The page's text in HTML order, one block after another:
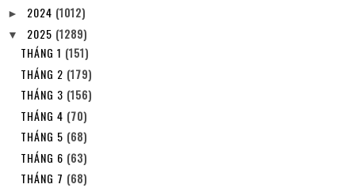
► 2024 (1012)
▼ 2025 (1289)
THÁNG 1 (151)
THÁNG 2 (179)
THÁNG 3 (156)
THÁNG 4 (70)
THÁNG 5 (68)
THÁNG 6 (63)
THÁNG 7 (68)